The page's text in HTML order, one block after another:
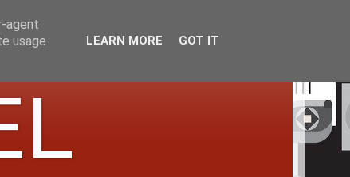
agent
usage
LEARN MORE GOT IT